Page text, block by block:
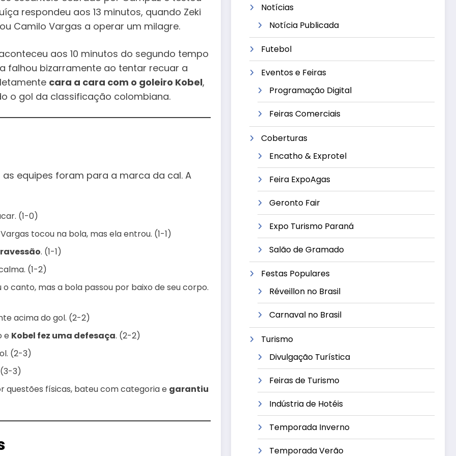
respondeu aos 13 minutos, quando Zeki
Camilo Vargas a operar um milagre.
aos 10 minutos do segundo tempo
falhou bizarramente ao tentar recuar a
cara a cara com o goleiro Kobel,
o gol da classificação colombiana.
equipes foram para a marca da cal. A
(1-0)
tocou na bola, mas ela entrou. (1-1)
. (1-1)
(1-2)
canto, mas a bola passou por baixo de seu corpo.
acima do gol. (2-2)
e Kobel fez uma defesaça. (2-2)
(2-3)
3)
questões físicas, bateu com categoria e garantiu
Notícias
Notícia Publicada
Futebol
Eventos e Feiras
Programação Digital
Feiras Comerciais
Coberturas
Encatho & Exprotel
Feira ExpoAgas
Geronto Fair
Expo Turismo Paraná
Salão de Gramado
Festas Populares
Réveillon no Brasil
Carnaval no Brasil
Turismo
Divulgação Turística
Feiras de Turismo
Indústria de Hotéis
Temporada Inverno
Temporada Verão